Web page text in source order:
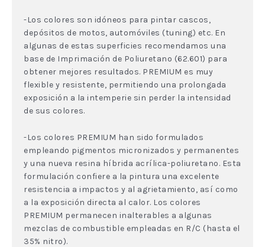
-Los colores son idóneos para pintar cascos,
depósitos de motos, automóviles (tuning) etc. En
algunas de estas superficies recomendamos una
base de Imprimación de Poliuretano (62.601) para
obtener mejores resultados. PREMIUM es muy
flexible y resistente, permitiendo una prolongada
exposición a la intemperie sin perder la intensidad
de sus colores.
-Los colores PREMIUM han sido formulados
empleando pigmentos micronizados y permanentes
y una nueva resina híbrida acrílica-poliuretano. Esta
formulación confiere a la pintura una excelente
resistencia a impactos y al agrietamiento, así como
a la exposición directa al calor. Los colores
PREMIUM permanecen inalterables a algunas
mezclas de combustible empleadas en R/C (hasta el
35% nitro).